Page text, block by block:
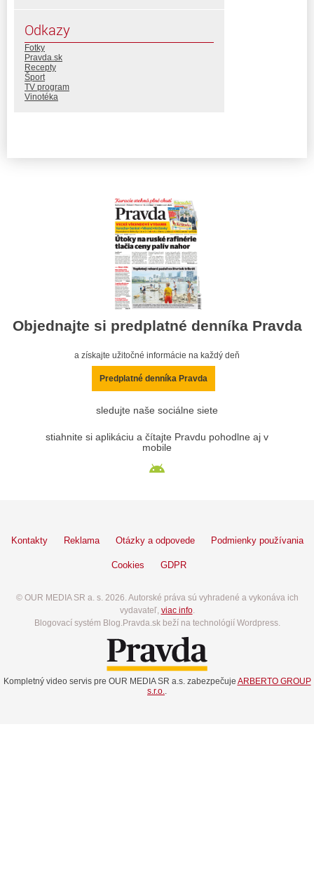
Odkazy
Fotky
Pravda.sk
Recepty
Šport
TV program
Vinotéka
Objednajte si predplatné denníka Pravda
a získajte užitočné informácie na každý deň
Predplatné denníka Pravda
sledujte naše sociálne siete
stiahnite si aplikáciu a čítajte Pravdu pohodlne aj v
mobile
Kontakty Reklama Otázky a odpovede Podmienky používania
Cookies GDPR
© OUR MEDIA SR a. s. 2026. Autorské práva sú vyhradené a vykonáva ich
vydavateľ, viac info.
Blogovací systém Blog.Pravda.sk beží na technológií Wordpress.
Kompletný video servis pre OUR MEDIA SR a.s. zabezpečuje ARBERTO GROUP
s.r.o.